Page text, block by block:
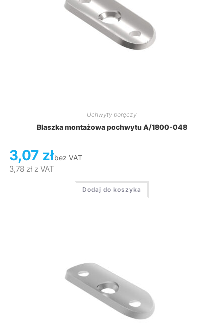
Uchwyty poręczy
Blaszka montażowa pochwytu A/1800-048
3,07 złbez VAT
3,78 złz VAT
Dodaj do koszyka